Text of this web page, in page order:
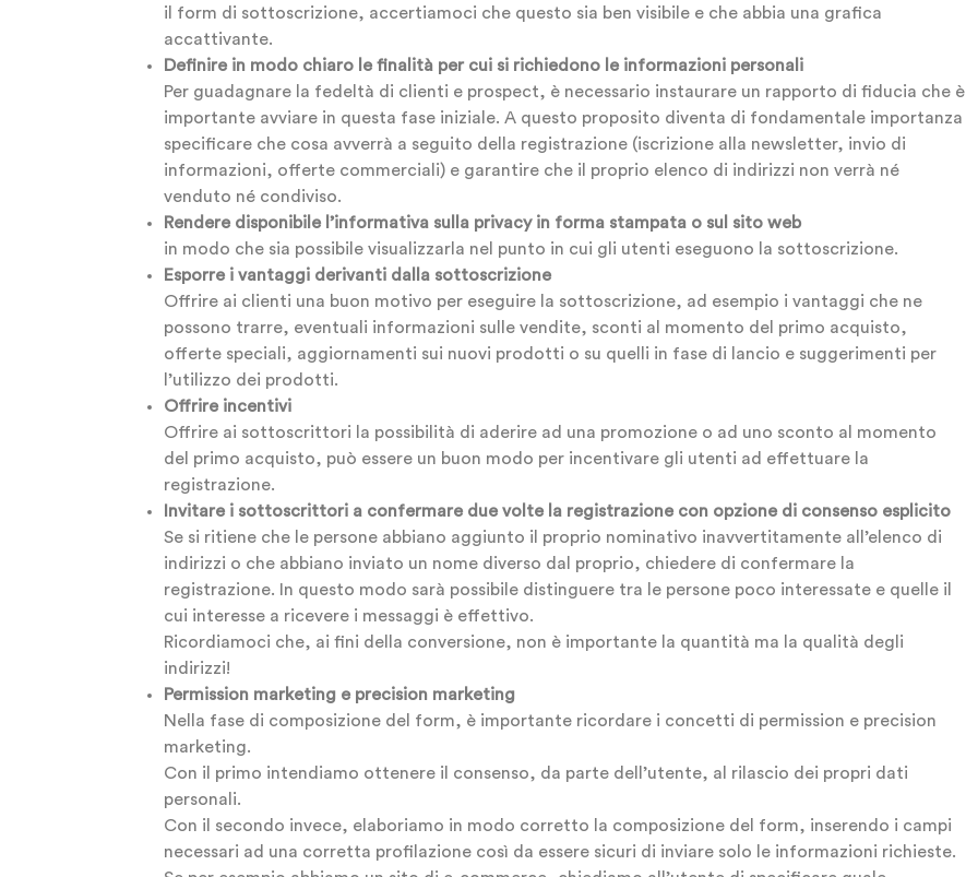
il form di sottoscrizione, accertiamoci che questo sia ben visibile e che abbia una grafica
accattivante.
Definire in modo chiaro le finalità per cui si richiedono le informazioni personali
Per guadagnare la fedeltà di clienti e prospect, è necessario instaurare un rapporto di fiducia che è
importante avviare in questa fase iniziale. A questo proposito diventa di fondamentale importanza
specificare che cosa avverrà a seguito della registrazione (iscrizione alla newsletter, invio di
informazioni, offerte commerciali) e garantire che il proprio elenco di indirizzi non verrà né
venduto né condiviso.
Rendere disponibile l’informativa sulla privacy in forma stampata o sul sito web
in modo che sia possibile visualizzarla nel punto in cui gli utenti eseguono la sottoscrizione.
Esporre i vantaggi derivanti dalla sottoscrizione
Offrire ai clienti una buon motivo per eseguire la sottoscrizione, ad esempio i vantaggi che ne
possono trarre, eventuali informazioni sulle vendite, sconti al momento del primo acquisto,
offerte speciali, aggiornamenti sui nuovi prodotti o su quelli in fase di lancio e suggerimenti per
l’utilizzo dei prodotti.
Offrire incentivi
Offrire ai sottoscrittori la possibilità di aderire ad una promozione o ad uno sconto al momento
del primo acquisto, può essere un buon modo per incentivare gli utenti ad effettuare la
registrazione.
Invitare i sottoscrittori a confermare due volte la registrazione con opzione di consenso esplicito
Se si ritiene che le persone abbiano aggiunto il proprio nominativo inavvertitamente all’elenco di
indirizzi o che abbiano inviato un nome diverso dal proprio, chiedere di confermare la
registrazione. In questo modo sarà possibile distinguere tra le persone poco interessate e quelle il
cui interesse a ricevere i messaggi è effettivo.
Ricordiamoci che, ai fini della conversione, non è importante la quantità ma la qualità degli
indirizzi!
Permission marketing e precision marketing
Nella fase di composizione del form, è importante ricordare i concetti di permission e precision
marketing.
Con il primo intendiamo ottenere il consenso, da parte dell’utente, al rilascio dei propri dati
personali.
Con il secondo invece, elaboriamo in modo corretto la composizione del form, inserendo i campi
necessari ad una corretta profilazione così da essere sicuri di inviare solo le informazioni richieste.